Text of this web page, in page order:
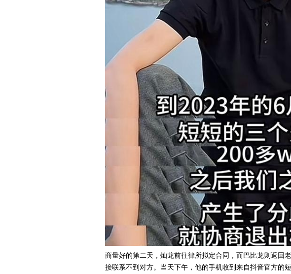
商量好的第二天，灿龙前往律所拟定合同，而巴比龙则返回
接联系不到对方。当天下午，他的手机收到来自抖音官方的